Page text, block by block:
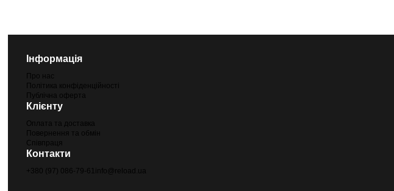
Інформація
Про нас
Політика конфіденційності
Публічна оферта
Клієнту
Оплата та доставка
Повернення та обмін
Співпраця
Контакти
+380 (97) 086-79-61 info@reload.ua